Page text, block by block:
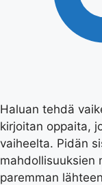
Haluan tehdä
kirjoitan oppaita,
vaiheelta. Pidän
mahdollisuuksien
paremman